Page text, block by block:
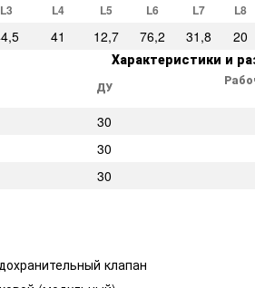
L3 L4 L5 L6 L7 L8
41 12,7 76,2 31,8
20
Характеристики и
ДУ
30
30
30
клапан